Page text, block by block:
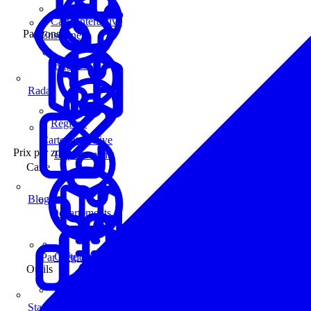
Enseignes
Carte interactive
Prix par zone
Par Région
Régions
Départements
Carte
Carte interactive
Outils
Carte interactive
Par zone
Régions
Départements
Radar
Blog
Statistiques